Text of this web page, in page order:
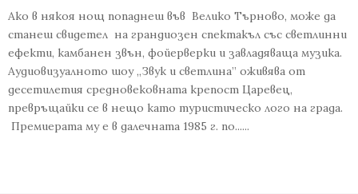
Ако в някоя нощ попаднеш във Велико Търново, може да
станеш свидетел на грандиозен спектакъл със светлинни
ефекти, камбанен звън, фойерверки и завладяваща музика.
Аудиовизуалното шоу „Звук и светлина” оживява от
десетилетия средновековната крепост Царевец,
превръщайки се в нещо като туристическо лого на града.
Премиерата му е в далечната 1985 г. по......